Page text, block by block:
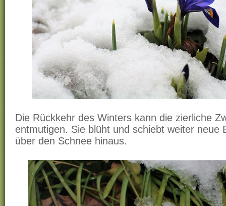
Die Rückkehr des Winters kann die zierliche
entmutigen. Sie blüht und schiebt weiter neue
über den Schnee hinaus.